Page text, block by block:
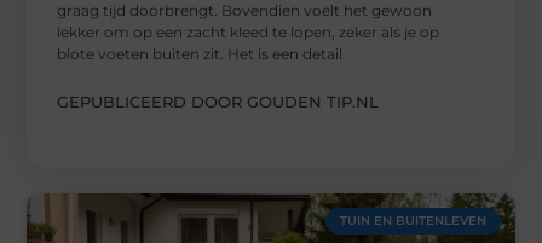
graag tijd doorbrengt. Bovendien voelt het gewoon
lekker om op een zacht kleed te lopen, zeker als je op
blote voeten buiten zit. Het is een detail
GEPUBLICEERD DOOR GOUDEN TIP.NL
TUIN EN BUITENLEVEN